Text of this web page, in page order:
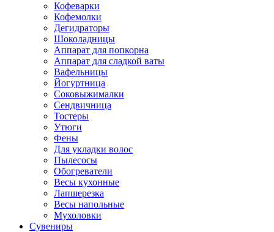
Кофеварки
Кофемолки
Дегидраторы
Шоколадницы
Аппарат для попкорна
Аппарат для сладкой ваты
Вафельницы
Йогуртница
Соковыжималки
Сендвичница
Тостеры
Утюги
Фены
Для укладки волос
Пылесосы
Обогреватели
Весы кухонные
Лапшерезка
Весы напольные
Мухоловки
Сувениры